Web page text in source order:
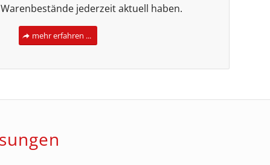
jederzeit aktuell haben.
mehr erfahren ...